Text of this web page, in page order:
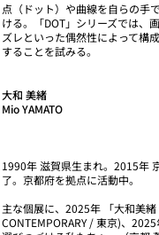
点（ドット）や曲線を自らの手
ける。「DOT」シリーズでは、
ズレといった偶然性によって構
することを試みる。
大和 美緒
Mio YAMATO
1990年 滋賀県生まれ。2015年
了。京都府を拠点に活動中。
主な個展に、2025年 「大和美
CONTEMPORARY / 東京)、